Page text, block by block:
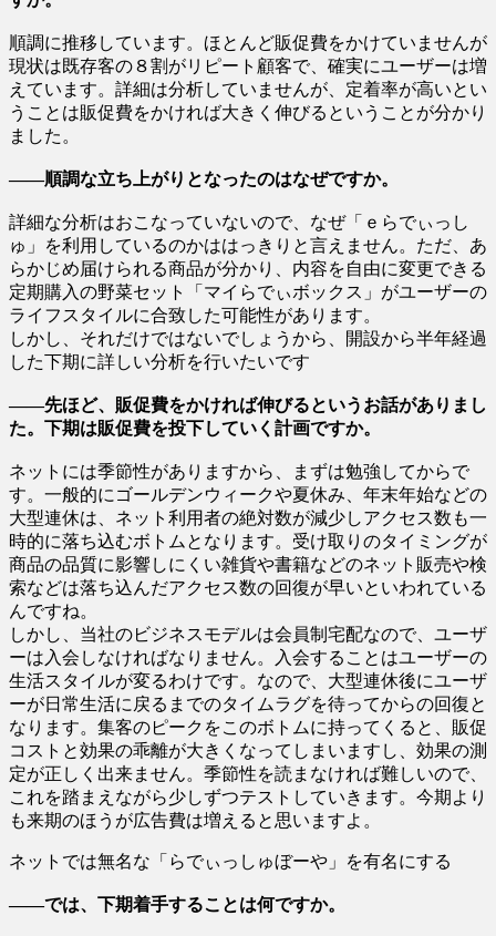
順調に推移しています。ほとんど販促費をかけていませんが
現状は既存客の８割がリピート顧客で、確実にユーザーは増
えています。詳細は分析していませんが、定着率が高いとい
うことは販促費をかければ大きく伸びるということが分かり
ました。
――順調な立ち上がりとなったのはなぜですか。
詳細な分析はおこなっていないので、なぜ「ｅらでぃっし
ゅ」を利用しているのかははっきりと言えません。ただ、あ
らかじめ届けられる商品が分かり、内容を自由に変更できる
定期購入の野菜セット「マイらでぃボックス」がユーザーの
ライフスタイルに合致した可能性があります。
しかし、それだけではないでしょうから、開設から半年経過
した下期に詳しい分析を行いたいです
――先ほど、販促費をかければ伸びるというお話がありまし
た。下期は販促費を投下していく計画ですか。
ネットには季節性がありますから、まずは勉強してからで
す。一般的にゴールデンウィークや夏休み、年末年始などの
大型連休は、ネット利用者の絶対数が減少しアクセス数も一
時的に落ち込むボトムとなります。受け取りのタイミングが
商品の品質に影響しにくい雑貨や書籍などのネット販売や検
索などは落ち込んだアクセス数の回復が早いといわれている
んですね。
しかし、当社のビジネスモデルは会員制宅配なので、ユーザ
ーは入会しなければなりません。入会することはユーザーの
生活スタイルが変るわけです。なので、大型連休後にユーザ
ーが日常生活に戻るまでのタイムラグを待ってからの回復と
なります。集客のピークをこのボトムに持ってくると、販促
コストと効果の乖離が大きくなってしまいますし、効果の測
定が正しく出来ません。季節性を読まなければ難しいので、
これを踏まえながら少しずつテストしていきます。今期より
も来期のほうが広告費は増えると思いますよ。
ネットでは無名な「らでぃっしゅぼーや」を有名にする
――では、下期着手することは何ですか。